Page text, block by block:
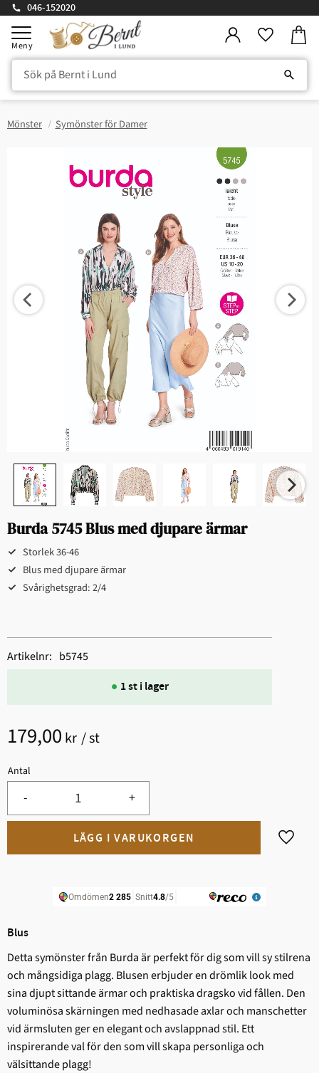
Meny
046-152020
Mönster Symönster för Damer
Burda 5745 Blus med djupare ärmar
Storlek 36-46
Blus med djupare ärmar
Svårighetsgrad: 2/4
179,00 kr /st
Antal
+
-
Lägg
1 st i lager
Artikelnr b5745
Blus
Detta symönster från Burda är perfekt för dig som vill sy stilrena
och mångsidiga plagg. Blusen erbjuder en drömlik look med
sina djupt sittande ärmar och praktiska dragsko vid fållen. Den
voluminösa skärningen med nedhasade axlar och manschetter
vid ärmsluten ger en elegant och avslappnad stil. Ett
inspirerande val för den som vill skapa personliga och
välsittande plagg!